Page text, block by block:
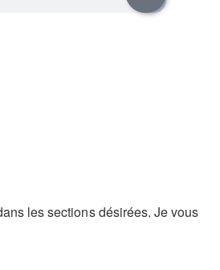
les sections désirées. Je vous